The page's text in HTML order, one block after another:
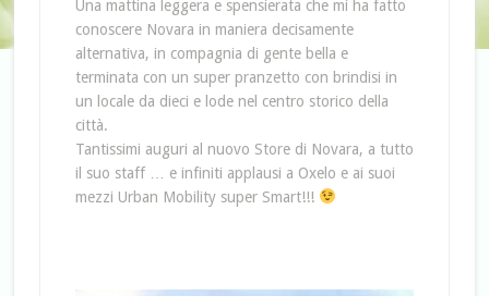
Una mattina leggera e spensierata che mi ha fatto
conoscere Novara in maniera decisamente
alternativa, in compagnia di gente bella e
terminata con un super pranzetto con brindisi in
un locale da dieci e lode nel centro storico della
città.
Tantissimi auguri al nuovo Store di Novara, a tutto
il suo staff … e infiniti applausi a Oxelo e ai suoi
mezzi Urban Mobility super Smart!!!